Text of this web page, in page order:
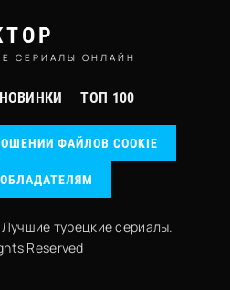
СЕРИАЛЫ ОНЛАЙН
НОВИНКИ ТОП 100
ФАЙЛОВ COOKIE
турецкие сериалы.
Reserved